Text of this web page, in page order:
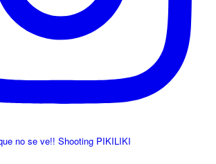
no se ve!! Shooting PIKILIKI